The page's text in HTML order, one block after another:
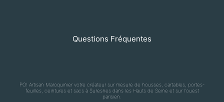
Questions Fréquentes
PO! Artisan Maroquinier votre créateur sur mesure de housses, cartables, portes-
feuilles, ceintures et sacs à Suresnes dans les Hauts de Seine et sur l'ouest
parisien.